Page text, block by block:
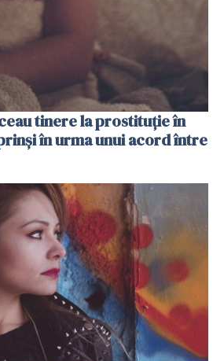
tinere la prostituție în
în urma unui acord între